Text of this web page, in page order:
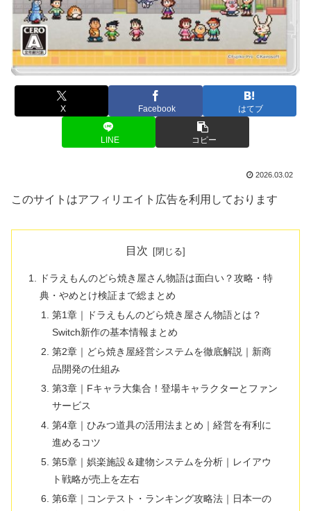
X Facebook はてブ
LINE コピー
2026.03.02
このサイトはアフィリエイト広告を利用しております
目次
ドラえもんのどら焼き屋さん物語は面白い？攻略・特
典・やめとけ検証まで総まとめ
第1章｜ドラえもんのどら焼き屋さん物語とは？
Switch新作の基本情報まとめ
第2章｜どら焼き屋経営システムを徹底解説｜新商
品開発の仕組み
第3章｜Fキャラ大集合！登場キャラクターとファン
サービス
第4章｜ひみつ道具の活用法まとめ｜経営を有利に
進めるコツ
第5章｜娯楽施設＆建物システムを分析｜レイアウ
ト戦略が売上を左右
第6章｜コンテスト・ランキング攻略法｜日本一の